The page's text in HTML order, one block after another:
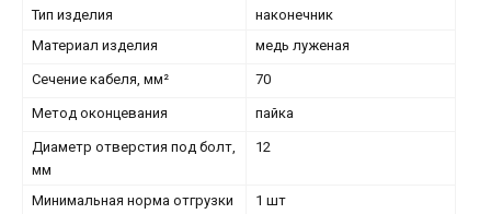
Тип изделия
наконечник
Материал изделия
медь луженая
Сечение кабеля, мм² 70
Метод оконцевания пайка
Диаметр отверстия под болт,
мм
12
Минимальная норма отгрузки 1 шт